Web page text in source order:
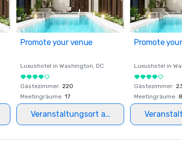
Promote your venue
Luxushotel in Washington, DC
Gästezimmer: 220
Meetingräume: 17
Veranstaltungsort auswählen
Promote
Luxushotel in
Gästezimmer:
Meetingräume: 8